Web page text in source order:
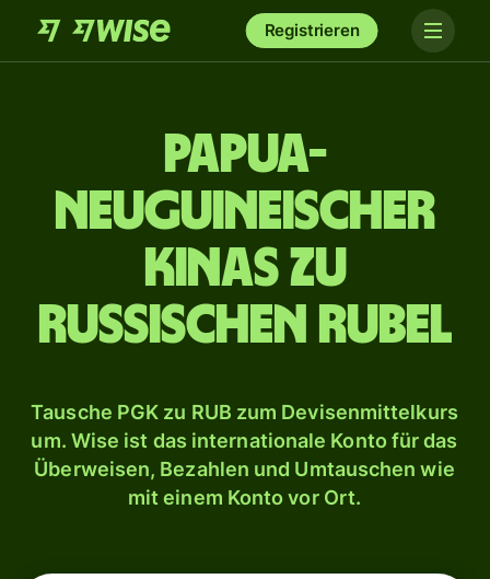
Registrieren
Papua-
neuguineischer
Kinas zu
russischen Rubel
Tausche PGK zu RUB zum Devisenmittelkurs
um. Wise ist das internationale Konto für das
Überweisen, Bezahlen und Umtauschen wie
mit einem Konto vor Ort.